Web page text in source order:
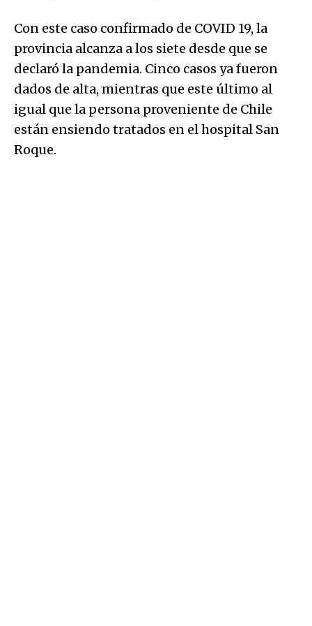
Con este caso confirmado de COVID 19, la
provincia alcanza a los siete desde que se
declaró la pandemia. Cinco casos ya fueron
dados de alta, mientras que este último al
igual que la persona proveniente de Chile
están ensiendo tratados en el hospital San
Roque.